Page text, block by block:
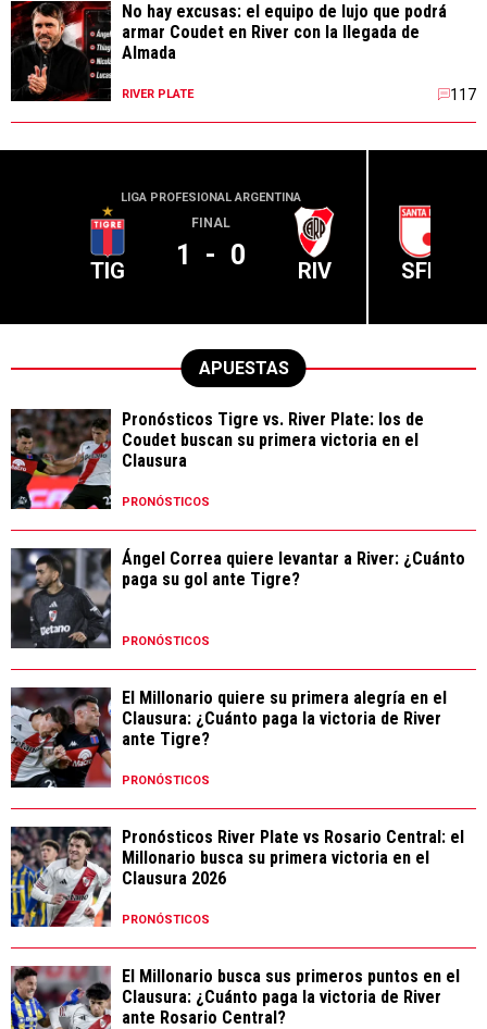
No hay excusas: el equipo de lujo que podrá
armar Coudet en River con la llegada de
Almada
RIVER PLATE 117
LIGA PROFESIONAL ARGENTINA
TIG
FINAL
1 - 0 RIV SFE
APUESTAS
Pronósticos Tigre vs. River Plate: los de
Coudet buscan su primera victoria en el
Clausura
PRONÓSTICOS
Ángel Correa quiere levantar a River: ¿Cuánto
paga su gol ante Tigre?
PRONÓSTICOS
El Millonario quiere su primera alegría en el
Clausura: ¿Cuánto paga la victoria de River
ante Tigre?
PRONÓSTICOS
Pronósticos River Plate vs Rosario Central: el
Millonario busca su primera victoria en el
Clausura 2026
PRONÓSTICOS
El Millonario busca sus primeros puntos en el
Clausura: ¿Cuánto paga la victoria de River
ante Rosario Central?